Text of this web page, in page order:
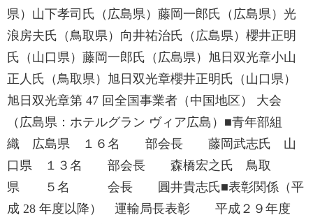
県）山下孝司氏（広島県）藤岡一郎氏（広島県）光
浪房夫氏（鳥取県）向井祐治氏（広島県）櫻井正明
氏（山口県）藤岡一郎氏（広島県）旭日双光章小山
正人氏（鳥取県）旭日双光章櫻井正明氏（山口県）
旭日双光章第 47 回全国事業者（中国地区） 大会
（広島県：ホテルグラン ヴィア広島）■青年部組
織 広島県 １６名 部会長 藤岡武志氏 山
口県 １３名 部会長 森橋宏之氏 鳥取
県 ５名 会長 圓井貴志氏■表彰関係（平
成 28 年度以降） 運輸局長表彰 平成２９年度